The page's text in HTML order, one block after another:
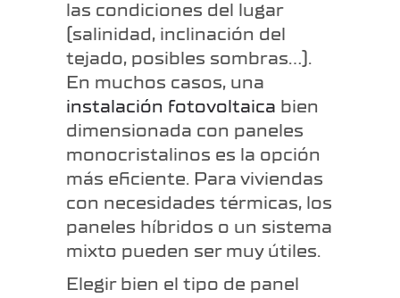
las condiciones del lugar
(salinidad, inclinación del
tejado, posibles sombras…).
En muchos casos, una
instalación fotovoltaica bien
dimensionada con paneles
monocristalinos es la opción
más eficiente. Para viviendas
con necesidades térmicas, los
paneles híbridos o un sistema
mixto pueden ser muy útiles.
Elegir bien el tipo de panel